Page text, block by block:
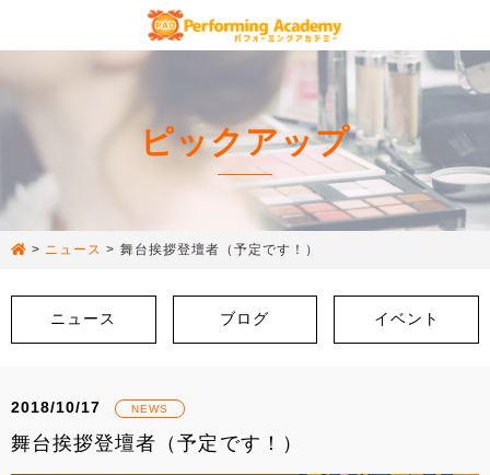
ピックアップ
> ニュース > 舞台挨拶登壇者（予定です！）
ニュース ブログ イベント
2018/10/17 NEWS
舞台挨拶登壇者（予定です！）